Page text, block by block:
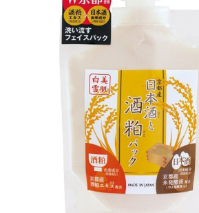
美容液
マスク・パック